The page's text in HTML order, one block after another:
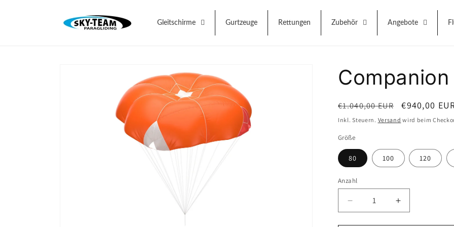
Gleitschirme Gurtzeuge Rettungen Zubehör Angebote
Normaler
Preis
€1.040,00 EUR €940,00
Inkl. Steuern. Versand wird beim
Größe
80 100 120
Anzahl
Anzahl
Verringere
die
Erhöhe
die